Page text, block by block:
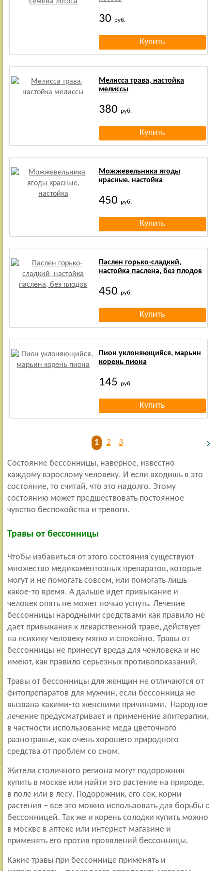
30 руб.
Мелисса трава, настойка
мелиссы
380 руб.
Можжевельника ягоды
красные, настойка
450 руб.
Паслен горько-сладкий,
настойка паслена, без плодов
450 руб.
Пион уклоняющийся, марьин
корень пиона
145 руб.
1 2 3
Состояние бессонницы, наверное, известно
каждому взрослому человеку. И если входишь в это
состояние, то считай, что это надолго. Этому
состоянию может предшествовать постоянное
чувство беспокойства и тревоги.
Травы от бессонницы
Чтобы избавиться от этого состояния существуют
множество медикаментозных препаратов, которые
могут и не помогать совсем, или помогать лишь
какое-то время. А дальше идет привыкание и
человек опять не может ночью уснуть. Лечение
бессонницы народными средствами как правило не
дает привыкания к лекарственной траве, действует
на психику человеку мягко и спокойно. Травы от
бессонницы не принесут вреда для ченловека и не
имеют, как правило серьезных противопоказаний.
Травы от бессонницы для женщин не отличаются от
фитопрепаратов для мужчин, если бессонница не
вызвана какими-то женскими причинами. Народное
лечение предусматривает и применение апитерапии,
в частности использование меда цветочного
разнотравье, как очень хорошего природного
средства от проблем со сном.
Жители столичного региона могут подорожник
купить в москве или найти это растение на природе,
в поле или в лесу. Подорожник, его сок, корни
растения – все это можно использовать для борьбы с
бессонницей. Так же и корень солодки купить можно
в москве в аптеке или интернет-магазине и
применять его против проявлений бессонницы.
Какие травы при бессоннице применять и